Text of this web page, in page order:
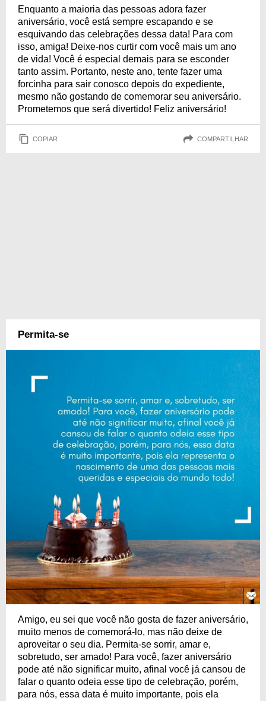
Enquanto a maioria das pessoas adora fazer
aniversário, você está sempre escapando e se
esquivando das celebrações dessa data! Para com
isso, amiga! Deixe-nos curtir com você mais um ano
de vida! Você é especial demais para se esconder
tanto assim. Portanto, neste ano, tente fazer uma
forcinha para sair conosco depois do expediente,
mesmo não gostando de comemorar seu aniversário.
Prometemos que será divertido! Feliz aniversário!
COPIAR COMPARTILHAR
Permita-se
Amigo, eu sei que você não gosta de fazer aniversário,
muito menos de comemorá-lo, mas não deixe de
aproveitar o seu dia. Permita-se sorrir, amar e,
sobretudo, ser amado! Para você, fazer aniversário
pode até não significar muito, afinal você já cansou de
falar o quanto odeia esse tipo de celebração, porém,
para nós, essa data é muito importante, pois ela